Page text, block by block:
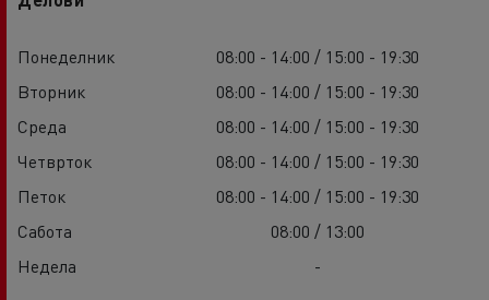
Понеделник
08:00 - 14:00 / 15:00 - 19:30
Вторник
08:00 - 14:00 / 15:00 - 19:30
Среда
08:00 - 14:00 / 15:00 - 19:30
Четврток
08:00 - 14:00 / 15:00 - 19:30
Петок
08:00 - 14:00 / 15:00 - 19:30
Сабота
08:00 / 13:00
Недела
-